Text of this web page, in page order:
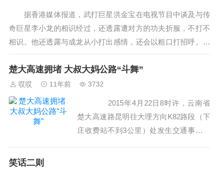
据香港媒体报道，武打巨星洪金宝在电视节目中谈及与传
奇巨星李小龙的相识经过，还透露遭对方的功夫折服，不打不
相识。他还透露与成龙从小打出感情，还会以粗口打招呼。
影星洪金宝为黎芝珊主持的节目《最佳男...
楚大高速拥堵 大叔大妈公路“斗舞”
哎哎 11年前 3732
2015年4月22日8时许，云南省
楚大高速路昆明往大理方向K82路段（下
庄收费站不到3公里）处发生交通事故，
笑话二则